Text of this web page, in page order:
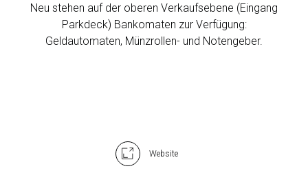
Neu stehen auf der oberen Verkaufsebene (Eingang
Parkdeck) Bankomaten zur Verfügung:
Geldautomaten, Münzrollen- und Notengeber.
Website